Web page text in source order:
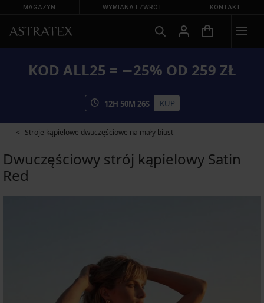
MAGAZYN WYMIANA I ZWROT KONTAKT
KOD ALL25 = −25% OD 259 ZŁ
12H 50M 25S KUP
Stroje kąpielowe dwuczęściowe na mały biust
Dwuczęściowy strój kąpielowy Satin
Red